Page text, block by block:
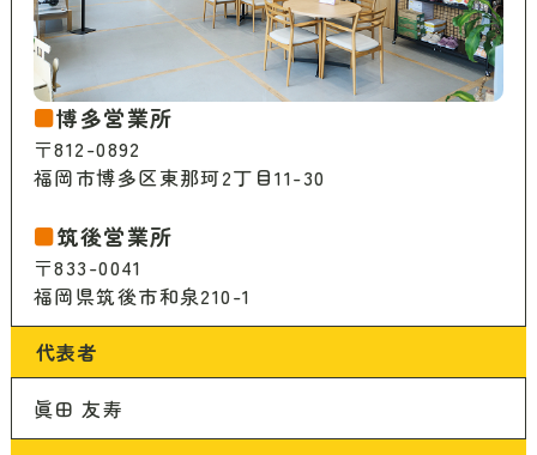
博多営業所
〒812-0892
福岡市博多区東那珂2丁目11-30
筑後営業所
〒833-0041
福岡県筑後市和泉210-1
代表者
眞田 友寿
事業内容